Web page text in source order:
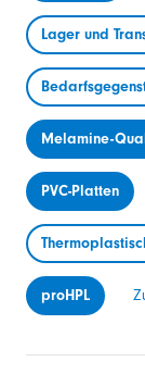
Lager und
Melamine-
PVC-Platten
proHPL